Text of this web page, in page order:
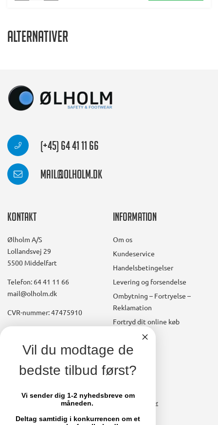
Alternativer
(+45) 64 41 11 66
mail@olholm.dk
Kontakt
Ølholm A/S
Lollandsvej 29
5500 Middelfart
Telefon: 64 41 11 66
mail@olholm.dk
CVR-nummer: 47475910
Information
Om os
Kundeservice
Handelsbetingelser
Levering og forsendelse
Ombytning – Fortryelse –
Reklamation
Fortryd dit online køb
Konto
Brugerkonto, startside
Fakturaer
square
facebook
Vil du modtage de
bedste tilbud først?
Vi sender dig 1-2 nyhedsbreve om
måneden.
Deltag samtidig i konkurrencen om et